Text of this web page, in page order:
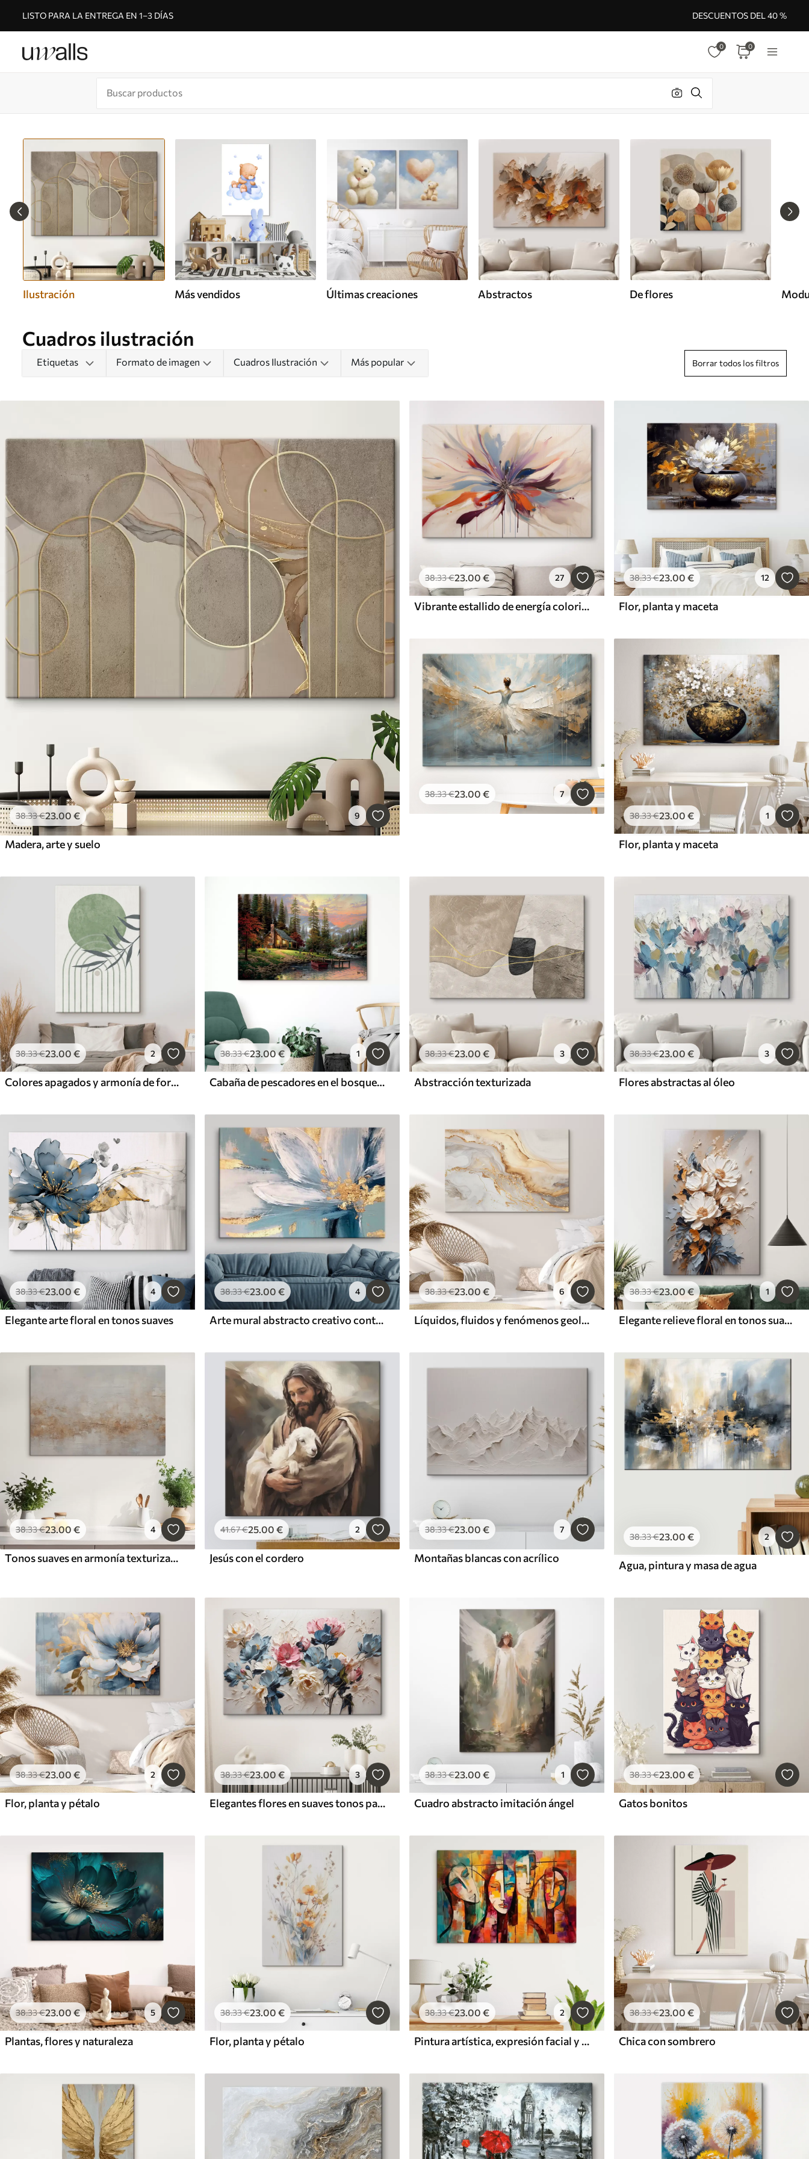
LISTO PARA LA ENTREGA EN 1–3 DÍAS DESCUENTOS DEL 40 %
0 0
Ilustración Más vendidos Últimas creaciones Abstractos De flores
Cuadros ilustración
Etiquetas Formato de imagen Cuadros Ilustración Más popular Borrar todos los filtros
38.33€23.00 € 9
Madera, arte y suelo
38.33€23.00 € 27
Vibrante estallido de energía colorista
38.33€23.00 € 12
Flor, planta y maceta
38.33€23 .00 € 7
38.33€23.00 € 1
Flor, planta y maceta
38.33€23.00 € 2
Colores apagados y armonía de formas orgánicas
38.33€23.00€ 1
Cabaña de pescadores en el bosque cerca del arroyo
38.33€23.00 € 3
Abstracción texturizada
38.33€23.00 € 3
Flores abstractas al óleo
38.33€23.00 € 4
Elegante arte floral en tonos suaves
38.33€23.00 € 4
Arte mural abstracto creativo contemporáneo
38.33€23.00 € 6
Líquidos, fluidos y fenómenos geológicos
38.33€23.00 € 1
Elegante relieve floral en tonos suaves
38.33€23.00 € 4
Tonos suaves en armonía texturizada
41.67€25.00 € 2
Jesús con el cordero
38.33€23.00 € 7
Montañas blancas con acrílico
38.33€23.00 € 2
Agua, pintura y masa de agua
38.33€23.00 € 2
Flor, planta y pétalo
38.33€23.00 € 3
Elegantes flores en suaves tonos pastel
38.33€23.00 € 1
Cuadro abstracto imitación ángel
38.33€23.00 €
Gatos bonitos
38.33€23.00 € 5
Plantas, flores y naturaleza
38.33€23.00 €
Flor, planta y pétalo
38.33€23.00 € 2
Pintura artística, expresión facial y pintura
38.33€23.00 €
Chica con sombrero